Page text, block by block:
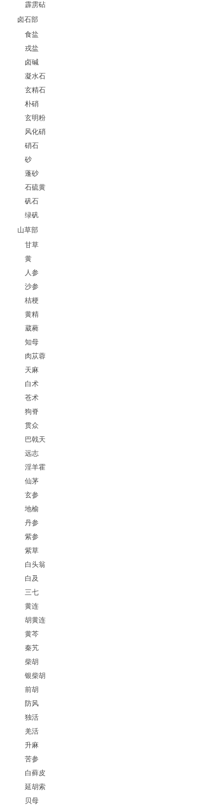
霹雳砧
卤石部
食盐
戎盐
卤碱
凝水石
玄精石
朴硝
玄明粉
风化硝
硝石
砂
蓬砂
石硫黄
矾石
绿矾
山草部
甘草
黄
人参
沙参
桔梗
黄精
葳蕤
知母
肉苁蓉
天麻
白术
苍术
狗脊
贯众
巴戟天
远志
淫羊霍
仙茅
玄参
地榆
丹参
紫参
紫草
白头翁
白及
三七
黄连
胡黄连
黄芩
秦艽
柴胡
银柴胡
前胡
防风
独活
羌活
升麻
苦参
白藓皮
延胡索
贝母